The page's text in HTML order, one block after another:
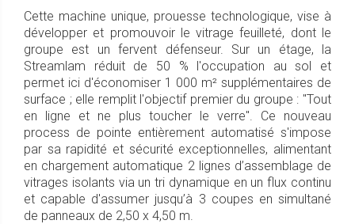
Cette machine unique, prouesse technologique, vise à
développer et promouvoir le vitrage feuilleté, dont le
groupe est un fervent défenseur. Sur un étage, la
Streamlam réduit de 50 % l'occupation au sol et
permet ici d'économiser 1 000 m² supplémentaires de
surface ; elle remplit l'objectif premier du groupe : "Tout
en ligne et ne plus toucher le verre". Ce nouveau
process de pointe entièrement automatisé s'impose
par sa rapidité et sécurité exceptionnelles, alimentant
en chargement automatique 2 lignes d’assemblage de
vitrages isolants via un tri dynamique en un flux continu
et capable d'assumer jusqu’à 3 coupes en simultané
de panneaux de 2,50 x 4,50 m.